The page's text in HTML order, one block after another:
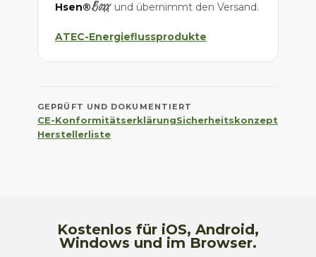
Hsen®Boxx und übernimmt den Versand.
ATEC-Energieflussprodukte
GEPRÜFT UND DOKUMENTIERT
CE-KonformitätserklärungSicherheitskonzept
Herstellerliste
Kostenlos für iOS, Android,
Windows und im Browser.